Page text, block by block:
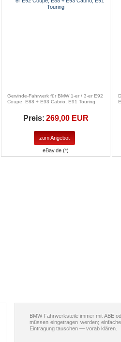
Gewinde-Fahrwerk für BMW 1-er / 3-er E92
Coupe, E88 + E93 Cabrio, E91 Touring
Preis: 269,00 EUR
zum Angebot
eBay.de (*)
BMW Fahrwerksteile immer mit ABE
müssen eingetragen werden;
Eintragung tauschen — vorab klären.